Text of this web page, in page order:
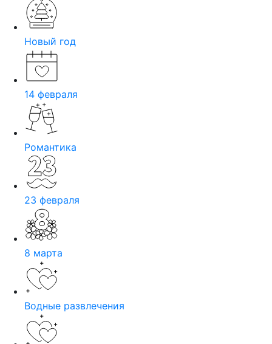
Новый год
14 февраля
Романтика
23 февраля
8 марта
Водные развлечения